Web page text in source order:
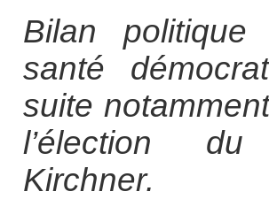
Bilan
santé
suite
l’élection
Kirchner.